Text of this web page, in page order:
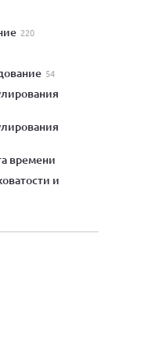
220
54
времени